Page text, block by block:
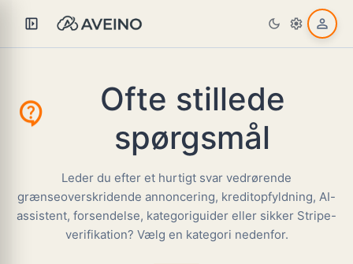
left_panel_open dark_mode settings person
contact_support
Ofte stillede
spørgsmål
Leder du efter et hurtigt svar vedrørende
grænseoverskridende annoncering, kreditopfyldning, AI-
assistent, forsendelse, kategoriguider eller sikker Stripe-
verifikation? Vælg en kategori nedenfor.